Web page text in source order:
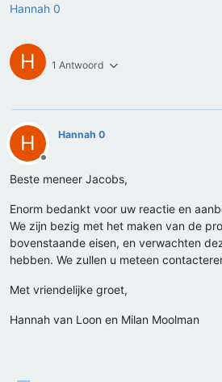
Hannah 0
H 1 Antwoord
H
Offline
Hannah 0
Beste meneer Jacobs,
Enorm bedankt voor uw reactie en
We zijn bezig met het maken van de
bovenstaande eisen, en verwachten
hebben. We zullen u meteen
Met vriendelijke groet,
Hannah van Loon en Milan Moolman